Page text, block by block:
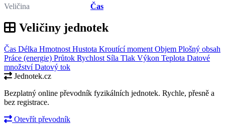
Veličina
Čas
Veličiny jednotek
Čas Délka Hmotnost Hustota Kroutící moment Objem Plošný obsah
Práce (energie) Průtok Rychlost Síla Tlak Výkon Teplota Datové
množstvíDatový tok
Jednotek.cz
Bezplatný online převodník fyzikálních jednotek. Rychle, přesně a
bez registrace.
Otevřít převodník